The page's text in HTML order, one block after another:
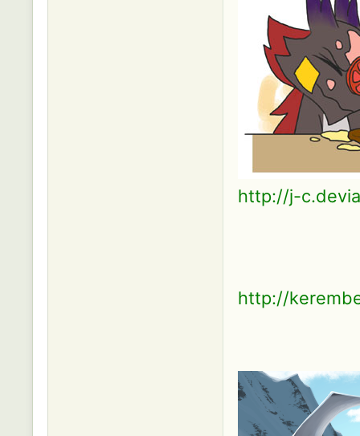
http://j-
http://